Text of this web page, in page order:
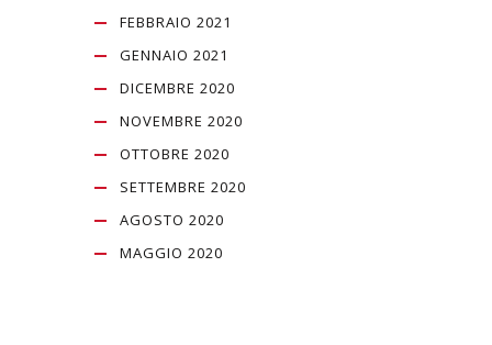
FEBBRAIO 2021
GENNAIO 2021
DICEMBRE 2020
NOVEMBRE 2020
OTTOBRE 2020
SETTEMBRE 2020
AGOSTO 2020
MAGGIO 2020